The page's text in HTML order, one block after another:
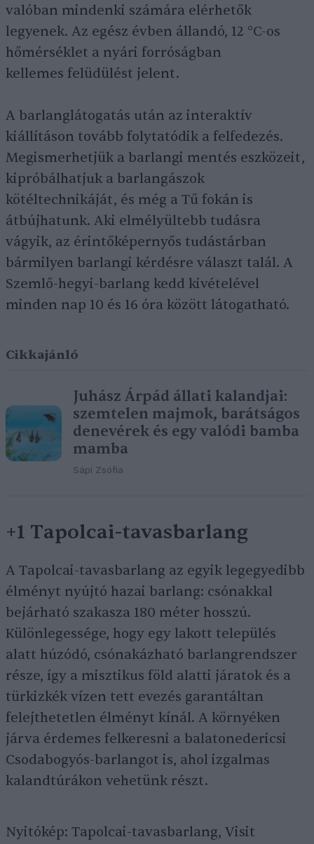
valóban mindenki számára elérhetők
legyenek. Az egész évben állandó, 12 °C-os
hőmérséklet a nyári forróságban
kellemes felüdülést jelent.
A barlanglátogatás után az interaktív
kiállításon tovább folytatódik a felfedezés.
Megismerhetjük a barlangi mentés eszközeit,
kipróbálhatjuk a barlangászok
kötéltechnikáját, és még a Tű fokán is
átbújhatunk. Aki elmélyültebb tudásra
vágyik, az érintőképernyős tudástárban
bármilyen barlangi kérdésre választ talál. A
Szemlő-hegyi-barlang kedd kivételével
minden nap 10 és 16 óra között látogatható.
Cikkajánló
Juhász Árpád állati kalandjai:
szemtelen majmok, barátságos
denevérek és egy valódi bamba
mamba
Sápi Zsófia
+1 Tapolcai-tavasbarlang
A Tapolcai-tavasbarlang az egyik legegyedibb
élményt nyújtó hazai barlang: csónakkal
bejárható szakasza 180 méter hosszú.
Különlegessége, hogy egy lakott település
alatt húzódó, csónakázható barlangrendszer
része, így a misztikus föld alatti járatok és a
türkizkék vízen tett evezés garantáltan
felejthetetlen élményt kínál. A környéken
járva érdemes felkeresni a balatonedericsi
Csodabogyós-barlangot is, ahol izgalmas
kalandtúrákon vehetünk részt.
Nyitókép: Tapolcai-tavasbarlang, Visit